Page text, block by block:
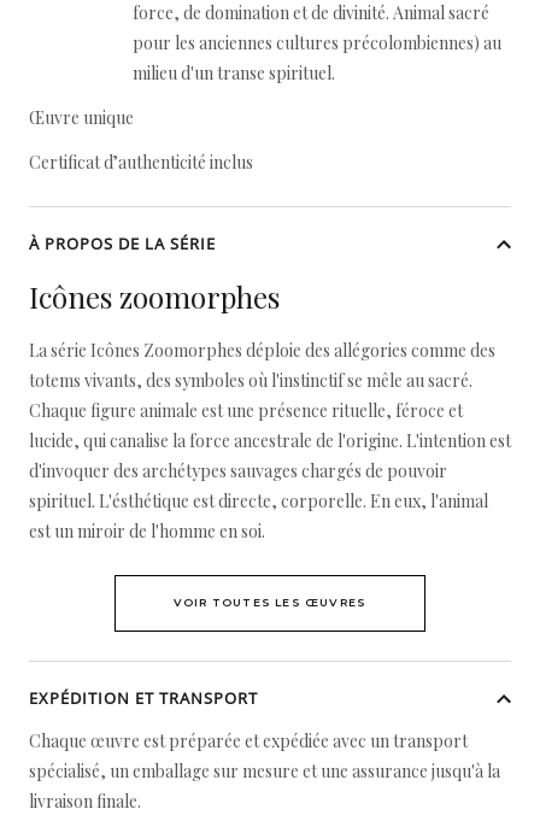
force, de domination et de divinité. Animal sacré
pour les anciennes cultures précolombiennes) au
milieu d'un transe spirituel.
Œuvre unique
Certificat d’authenticité inclus
À PROPOS DE LA SÉRIE
Icônes zoomorphes
La série Icônes Zoomorphes déploie des allégories comme des
totems vivants, des symboles où l'instinctif se mêle au sacré.
Chaque figure animale est une présence rituelle, féroce et
lucide, qui canalise la force ancestrale de l'origine. L'intention est
d'invoquer des archétypes sauvages chargés de pouvoir
spirituel. L'ésthétique est directe, corporelle. En eux, l'animal
est un miroir de l'homme en soi.
VOIR TOUTES LES ŒUVRES
EXPÉDITION ET TRANSPORT
Chaque œuvre est préparée et expédiée avec un transport
spécialisé, un emballage sur mesure et une assurance jusqu'à la
livraison finale.